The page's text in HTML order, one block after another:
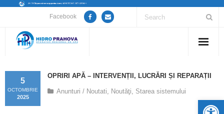
Facebook
Despre noi
OPRIRI APĂ – INTERVENȚII, LUCRĂRI ȘI REPARAȚII
5
OCTOMBRIE
2025
Anunturi / Noutati, Noutăţi, Starea sistemului